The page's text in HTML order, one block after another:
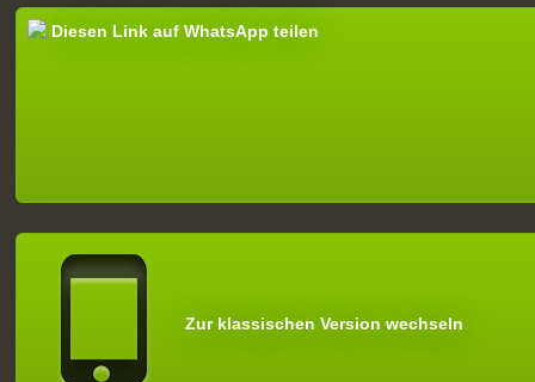
Diesen Link auf WhatsApp teilen
Zur klassischen Version wechseln